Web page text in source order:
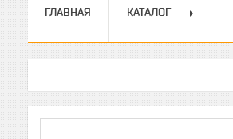
ГЛАВНАЯ КАТАЛОГ